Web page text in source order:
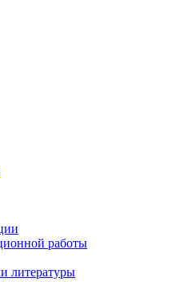
работы
литературы